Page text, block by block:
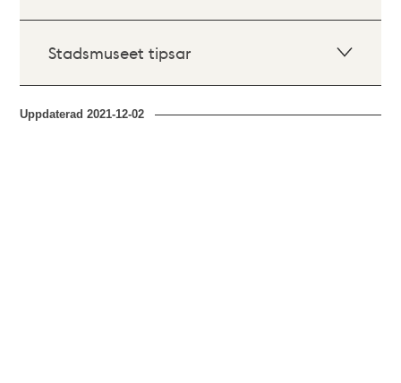
Stadsmuseet tipsar
Uppdaterad2021-12-02